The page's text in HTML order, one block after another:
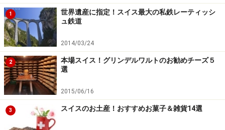
クセスがとても便利です。まずチューリッヒ中央駅から
列車に乗ってシャフハウゼンまで約1時間。さらに市バ
ス（1番系統）でラインの滝近くの停留所(Neuhausen,
Zentrum)に行くことができます。停留所から案内板に沿
って歩くと、ほどなく滝が見えてきます。チューリッヒ
で半日ほど時間があれば往復できます。さらに時間があ
れば、シャフハウゼンやシュタイン・アム・ラインなど
小さな可愛い町の観光を組み合わせても良いでしょう。
※記事内容は執筆時点のものです。最新の内容をご確認くださ
1
世界遺産に指定！スイス最大の私鉄レーティッシ
ュ鉄道
2014/03/24
2
本場スイス！グリンデルワルトのお勧めチーズ５
選
2015/06/16
3 スイスのお土産！おすすめお菓子＆雑貨14選